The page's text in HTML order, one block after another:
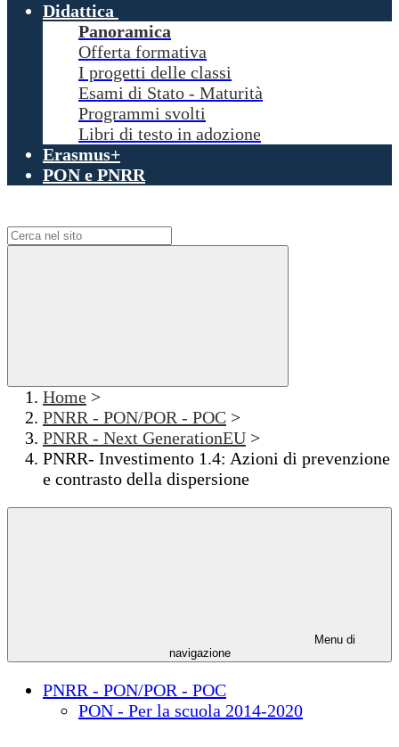
Didattica
Panoramica
Offerta formativa
I progetti delle classi
Esami di Stato - Maturità
Programmi svolti
Libri di testo in adozione
Erasmus+
PON e PNRR
Home >
PNRR - PON/POR - POC >
PNRR - Next GenerationEU >
PNRR- Investimento 1.4: Azioni di prevenzione
e contrasto della dispersione
Menu di
navigazione
PNRR - PON/POR - POC
PON - Per la scuola 2014-2020